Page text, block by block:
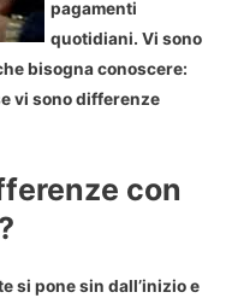
pagamenti
quotidiani. Vi sono
bisogna conoscere:
vi sono differenze
con
si pone sin dall’inizio e